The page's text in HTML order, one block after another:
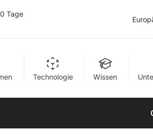
Tage
Technologie Wissen